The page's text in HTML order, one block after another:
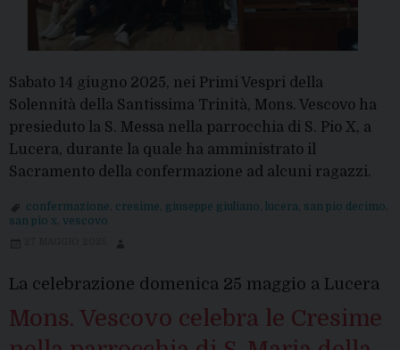
Sabato 14 giugno 2025, nei Primi Vespri della
Solennità della Santissima Trinità, Mons. Vescovo ha
presieduto la S. Messa nella parrocchia di S. Pio X, a
Lucera, durante la quale ha amministrato il
Sacramento della confermazione ad alcuni ragazzi.
confermazione cresime giuseppe giuliano lucera san pio decimo
san pio x vescovo
La celebrazione domenica 25 maggio a Lucera
Mons. Vescovo celebra le Cresime